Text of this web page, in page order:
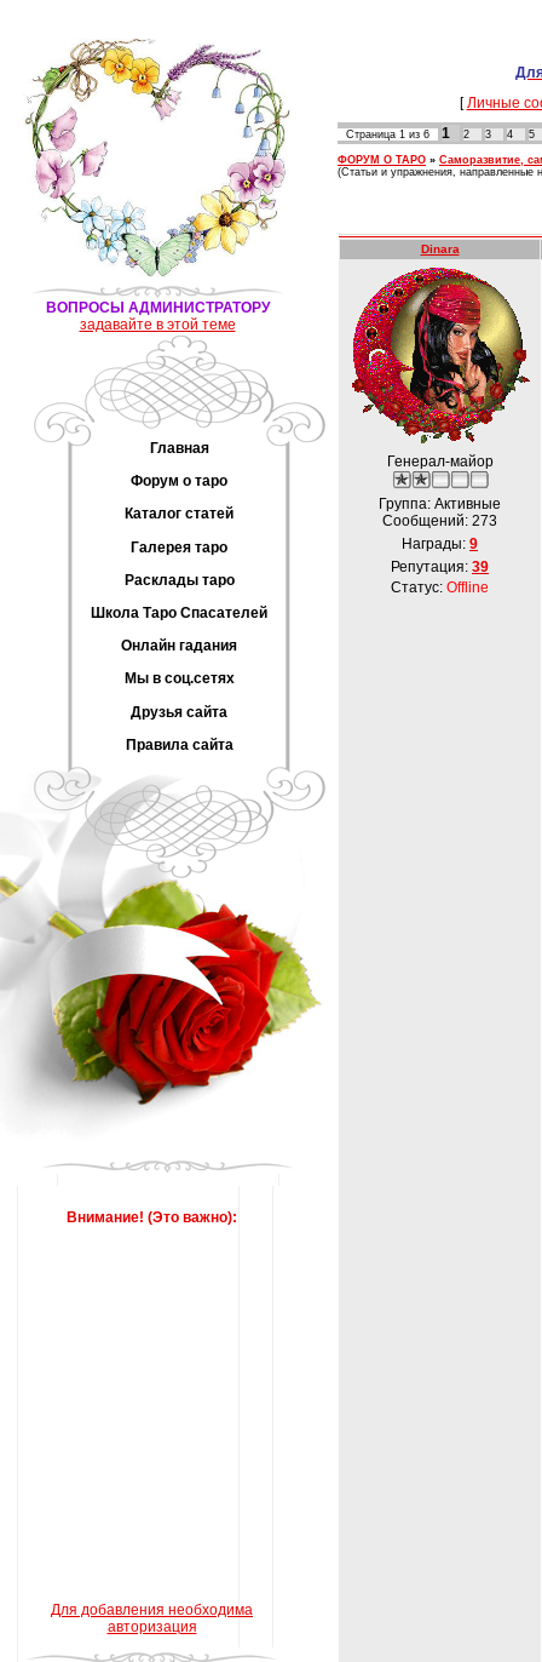
ВОПРОСЫ АДМИНИСТРАТОРУ
задавайте в этой теме
Главная
Форум о таро
Каталог статей
Галерея таро
Расклады таро
Школа Таро Спасателей
Онлайн гадания
Мы в соц.сетях
Друзья сайта
Правила сайта
Внимание! (Это важно):
Для добавления необходима
авторизация
[ Личные
Страница 1 из 6 1 2 3 4 5
ФОРУМ О ТАРО » Саморазвитие,
(Статьи и упражнения, направленные
Dinara
Генерал-майор
Группа: Активные
Сообщений: 273
Награды: 9
Репутация: 39
Статус: Offline